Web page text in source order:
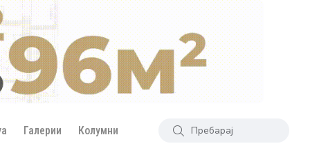
Галерии Колумни